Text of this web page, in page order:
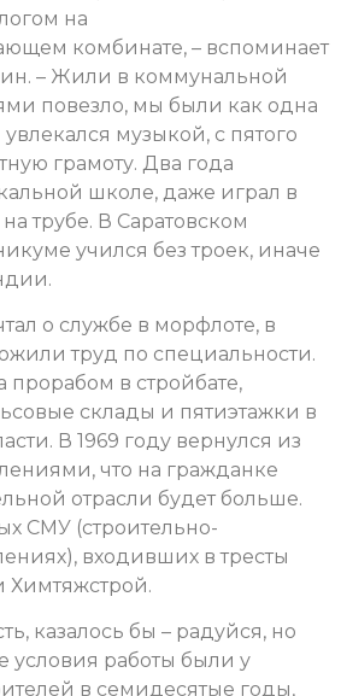
на
комбинате, – вспоминает
– Жили в коммунальной
повезло, мы были как одна
музыкой, с пятого
грамоту. Два года
школе, даже играл в
трубе. В Саратовском
учился без троек, иначе
о службе в морфлоте, в
труд по специальности.
прорабом в стройбате,
склады и пятиэтажки в
В 1969 году вернулся из
что на гражданке
отрасли будет больше.
СМУ (строительно-
входивших в тресты
Химтяжстрой.
казалось бы – радуйся, но
условия работы были у
в семидесятые годы,